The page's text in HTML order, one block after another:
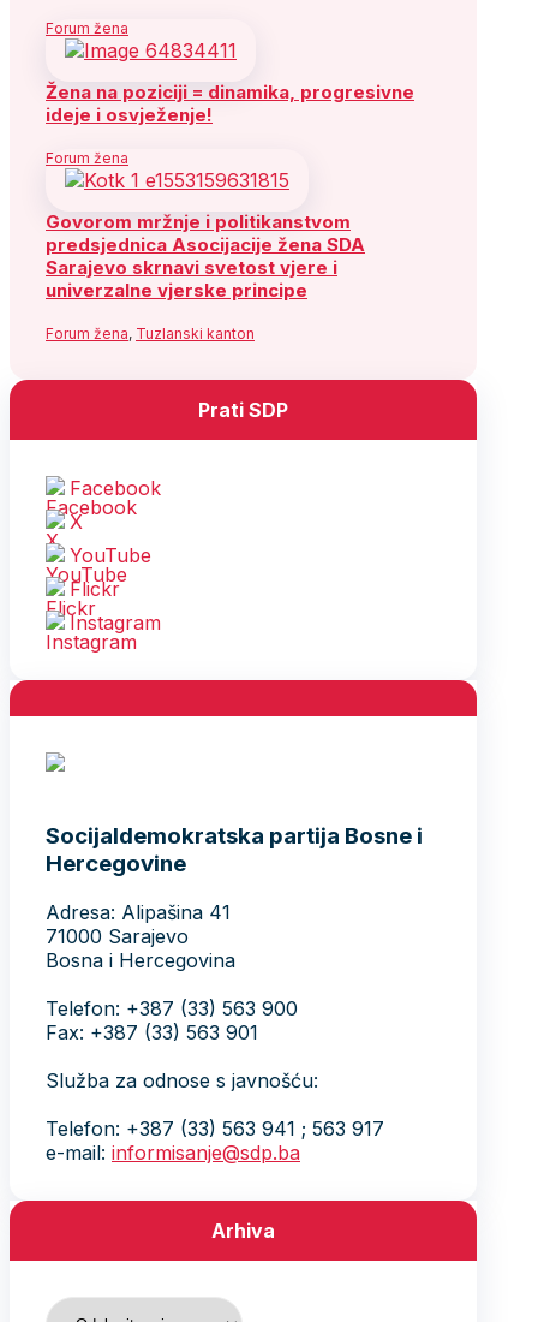
Forum žena
Žena na poziciji = dinamika, progresivne
ideje i osvježenje!
Forum žena
Govorom mržnje i politikanstvom
predsjednica Asocijacije žena SDA
Sarajevo skrnavi svetost vjere i
univerzalne vjerske principe
Forum žena, Tuzlanski kanton
Prati SDP
Facebook
X
YouTube
Flickr
Instagram
Socijaldemokratska partija Bosne i
Hercegovine
Adresa: Alipašina 41
71000 Sarajevo
Bosna i Hercegovina
Telefon: +387 (33) 563 900
Fax: +387 (33) 563 901
Služba za odnose s javnošću:
Telefon: +387 (33) 563 941 ; 563 917
e-mail: informisanje@sdp.ba
Arhiva
Arhiva